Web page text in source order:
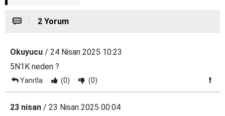
2 Yorum
Okuyucu / 24 Nisan 2025 10:23
5N1K neden ?
Yanıtla (0) (0)
23 nisan / 23 Nisan 2025 00:04